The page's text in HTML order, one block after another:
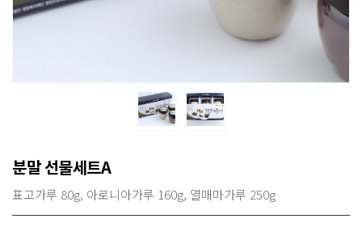
분말 선물세트A
표고가루 80g, 아로니아가루 160g, 열매마가루 250g